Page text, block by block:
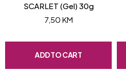
SCARLET (Gel) 30g
7,50 KM
ADD TO CART